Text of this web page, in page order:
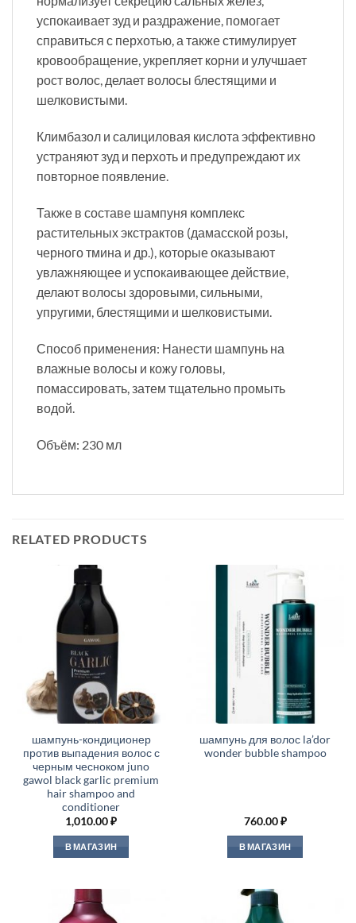
успокаивает зуд и раздражение, помогает
справиться с перхотью, а также стимулирует
кровообращение, укрепляет корни и улучшает
рост волос, делает волосы блестящими и
шелковистыми.
Климбазол и салициловая кислота эффективно
устраняют зуд и перхоть и предупреждают их
повторное появление.
Также в составе шампуня комплекс
растительных экстрактов (дамасской розы,
черного тмина и др.), которые оказывают
увлажняющее и успокаивающее действие,
делают волосы здоровыми, сильными,
упругими, блестящими и шелковистыми.
Способ применения: Нанести шампунь на
влажные волосы и кожу головы,
помассировать, затем тщательно промыть
водой.
Объём: 230 мл
RELATED PRODUCTS
шампунь-кондиционер
против выпадения волос с
черным чесноком juno
gawol black garlic premium
hair shampoo and
conditioner
1,010.00₽
В МАГАЗИН
шампунь для волос la’dor
wonder bubble shampoo
760.00₽
В МАГАЗИН